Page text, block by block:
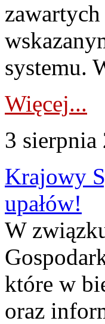
systemu.
Więcej...
3 sierpnia
Krajowy
upałów!
W
które w
oraz